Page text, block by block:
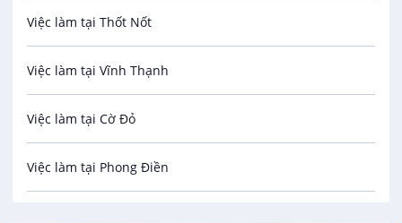
Bưu chính viễn thông
Cơ khí
Công nghệ sinh học
Công nghệ thực phẩm
Việc làm tại Thốt Nốt
Việc làm tại Vĩnh Thạnh
Việc làm tại Cờ Đỏ
Việc làm tại Phong Điền